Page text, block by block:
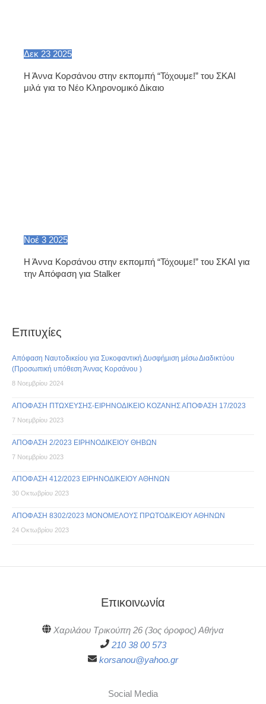
Δεκ 23 2025
Η Άννα Κορσάνου στην εκπομπή “Τόχουμε!” του ΣΚΑΙ
μιλά για το Νέο Κληρονομικό Δίκαιο
Νοέ 3 2025
Η Άννα Κορσάνου στην εκπομπή “Τόχουμε!” του ΣΚΑΙ για
την Απόφαση για Stalker
Επιτυχίες
Απόφαση Ναυτοδικείου για Συκοφαντική Δυσφήμιση μέσω Διαδικτύου
(Προσωπική υπόθεση Άννας Κορσάνου )
8 Νοεμβρίου 2024
ΑΠΟΦΑΣΗ ΠΤΩΧΕΥΣΗΣ-ΕΙΡΗΝΟΔΙΚΕΙΟ ΚΟΖΑΝΗΣ ΑΠΟΦΑΣΗ 17/2023
7 Νοεμβρίου 2023
ΑΠΟΦΑΣΗ 2/2023 ΕΙΡΗΝΟΔΙΚΕΙΟΥ ΘΗΒΩΝ
7 Νοεμβρίου 2023
ΑΠΟΦΑΣΗ 412/2023 ΕΙΡΗΝΟΔΙΚΕΙΟΥ ΑΘΗΝΩΝ
30 Οκτωβρίου 2023
ΑΠΟΦΑΣΗ 8302/2023 ΜΟΝΟΜΕΛΟΥΣ ΠΡΩΤΟΔΙΚΕΙΟΥ ΑΘΗΝΩΝ
24 Οκτωβρίου 2023
Επικοινωνία
Χαριλάου Τρικούπη 26 (3ος όροφος) Αθήνα
210 38 00 573
korsanou@yahoo.gr
Social Media